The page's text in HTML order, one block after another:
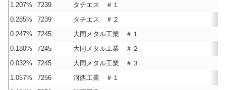
1.207%
7239
タチエス ＃１
0.285%
7239
タチエス ＃２
0.247%
7245
大同メタル工業 ＃１
0.180%
7245
大同メタル工業 ＃２
0.032%
7245
大同メタル工業 ＃３
1.057%
7256
河西工業 ＃１